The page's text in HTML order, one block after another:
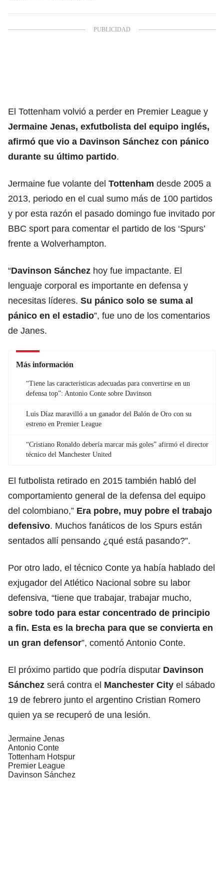
El Tottenham volvió a perder en Premier League y
Jermaine Jenas, exfutbolista del equipo inglés,
afirmó que vio a Davinson Sánchez con pánico
durante su último partido.
Jermaine fue volante del Tottenham desde 2005 a
2013, periodo en el cual sumo más de 100 partidos
y por esta razón el pasado domingo fue invitado por
BBC sport para comentar el partido de los ‘Spurs’
frente a Wolverhampton.
“Davinson Sánchez hoy fue impactante. El
lenguaje corporal es importante en defensa y
necesitas líderes. Su pánico solo se suma al
pánico en el estadio”, fue uno de los comentarios
de Janes.
Más información
“Tiene las características adecuadas para convertirse en un
defensa top”: Antonio Conte sobre Davinson
Luis Díaz maravilló a un ganador del Balón de Oro con su
estreno en Premier League
“Cristiano Ronaldo debería marcar más goles” afirmó el director
técnico del Manchester United
El futbolista retirado en 2015 también habló del
comportamiento general de la defensa del equipo
del colombiano,” Era pobre, muy pobre el trabajo
defensivo. Muchos fanáticos de los Spurs están
sentados allí pensando ¿qué está pasando?”.
Por otro lado, el técnico Conte ya había hablado del
exjugador del Atlético Nacional sobre su labor
defensiva, “tiene que trabajar, trabajar mucho,
sobre todo para estar concentrado de principio
a fin. Esta es la brecha para que se convierta en
un gran defensor”, comentó Antonio Conte.
El próximo partido que podría disputar Davinson
Sánchez será contra el Manchester City el sábado
19 de febrero junto el argentino Cristian Romero
quien ya se recuperó de una lesión.
Jermaine Jenas
Antonio Conte
Tottenham Hotspur
Premier League
Davinson Sánchez